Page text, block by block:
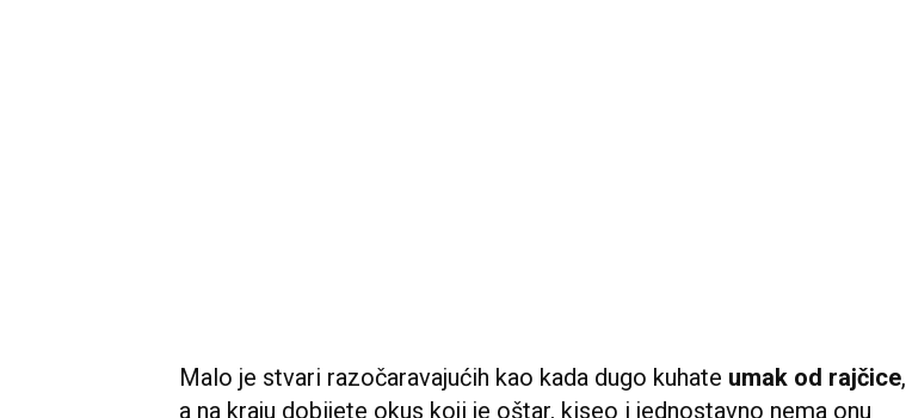
Malo je stvari razočaravajućih kao kada dugo kuhate umak od rajčice,
a na kraju dobijete okus koji je oštar, kiseo i jednostavno nema onu